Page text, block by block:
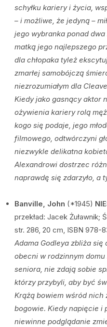
schyłku kariery i życia,
– i możliwe, że jedyną –
jego wybranka ponad
matką jego najlepszego
dla chłopaka tyleż
zmarłej samobójczą
niezrozumiałym dla
Kiedy jako gasnący aktor
ożywienia kariery rolą
kogo się podaje, jego
filmowego, odtwórczyni
niezwykle delikatna
Alexandrowi dostrzec
naprawdę się zdarzyło, a
Banville, John (*1945)
przekład: Jacek Żuławnik;
str. 286, 20 cm, ISBN 978-
Adama Godleya zbliża się
obecni w rodzinnym
seniora, nie zdają sobie
którzy przybyli, aby być
Krążą bowiem wśród nich
bogowie. Kiedy napięcie i
niewinne podglądanie